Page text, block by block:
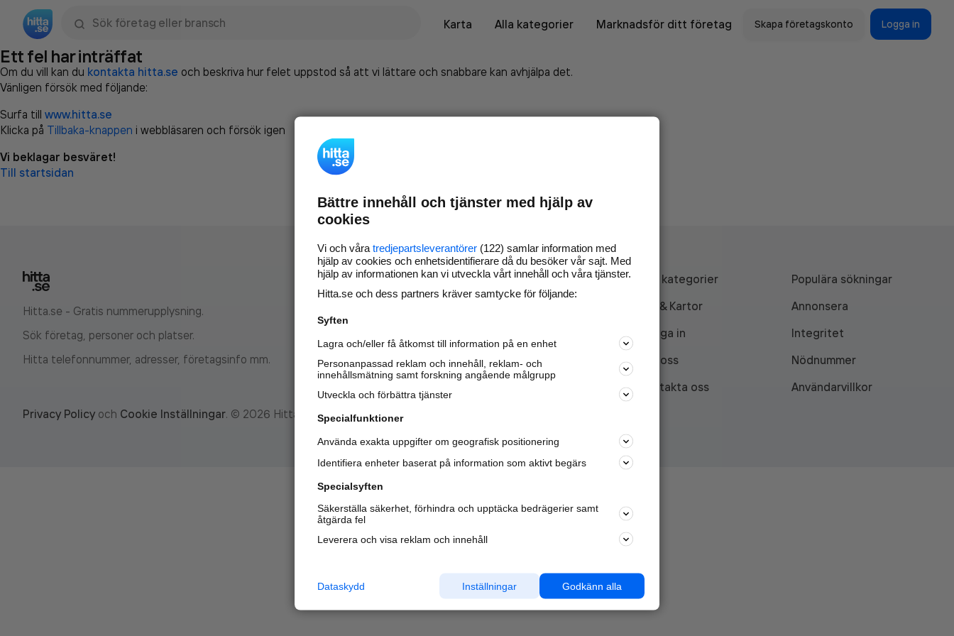
Karta
Alla kategorier Marknadsför ditt företag Skapa företagskonto Logga in
Ett fel har inträffat
Om du vill kan du kontakta hitta.se och beskriva hur felet uppstod så att vi lättare och snabbare kan avhjälpa det.
Vänligen försök med följande:
Surfa till www.hitta.se
Klicka på Tillbaka-knappen i webbläsaren och försök igen
Vi beklagar besväret!
Till startsidan
Hitta.se - Gratis nummerupplysning.
Sök företag, personer och platser.
Hitta telefonnummer, adresser, företagsinfo mm.
Marknadsför företaget på
nya kunder och
samarbetspartners nära dig.
Läs mer här
Alla kategorier
Populära sökningar
API & Kartor
Annonsera
Logga in
Integritet
Om oss
Nödnummer
Kontakta oss
Användarvillkor
Privacy Policy och Cookie Inställningar. © 2026 Hitta.se
Bättre innehåll och tjänster med hjälp av
cookies
Vi och våra tredjepartsleverantörer (122) samlar information med
hjälp av cookies och enhetsidentifierare då du besöker vår sajt. Med
hjälp av informationen kan vi utveckla vårt innehåll och våra tjänster.
Hitta.se och dess partners kräver samtycke för följande:
Syften
Lagra och/eller få åtkomst till information på en enhet
Personanpassad reklam och innehåll, reklam- och
innehållsmätning samt forskning angående målgrupp
Utveckla och förbättra tjänster
Specialfunktioner
Använda exakta uppgifter om geografisk positionering
Identifiera enheter baserat på information som aktivt begärs
Specialsyften
Säkerställa säkerhet, förhindra och upptäcka bedrägerier samt
åtgärda fel
Leverera och visa reklam och innehåll
Godkänn alla
Inställningar
Dataskydd